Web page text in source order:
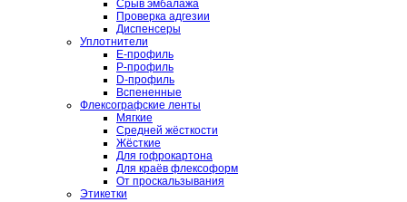
Срыв эмбалажа
Проверка адгезии
Диспенсеры
Уплотнители
E-профиль
P-профиль
D-профиль
Вспененные
Флексографские ленты
Мягкие
Средней жёсткости
Жёсткие
Для гофрокартона
Для краёв флексоформ
От проскальзывания
Этикетки